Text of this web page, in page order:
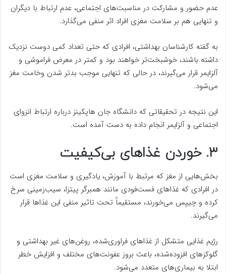
عدم حضور و مشارکت در مناسبت‌های اجتماعی، عدم ارتباط با دیگران
و تنهایی هم بر سلامت مغزی افراد اثر منفی می‌گذارد.
به گفته کارشناسان بهداشتی، افرادی که حتی تعداد کمی دوست نزدیک
داشته باشند، خوشبخت‌تر خواهند بود و کمتر در معرض فراموشی و
آلزایمر قرار می‌گیرند، در حالی که تنهایی موجب بدتر شدن وخامت مغز
می‌شود.
این نتیجه در تحقیقاتی که دانشگاه جان هاپکینز درباره ارتباط انزوای
اجتماعی و آلزایمر انجام داده به دست آمده است.
۳. خوردن غذاهای بی‌کیفیت
بخش‌هایی از مغز که مرتبط با آموزش، یادگیری و سلامت مغزی است
در افرادی که غذاهای فست‌فودی مانند همبرگر پیتزا، سیب‌زمینی سرخ
کرده و چیپس می‌خورند، مستقیماً تحت تاثیر منفی این غذاها قرار
می‌گیرند.
رژیم غذایی متشکل از غذاهای فراوری‌شده، روغن‌های غیر بهداشتی و
گلوکزهای افزوده‌شده، باعث بروز عفونت‌های مختلف و افزایش خطر
ابتلا به بیماری‌های متعدد می‌شود.